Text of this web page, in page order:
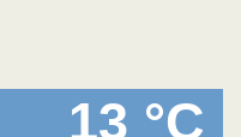
13 °C